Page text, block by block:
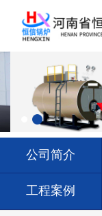
公司简介
工程案例